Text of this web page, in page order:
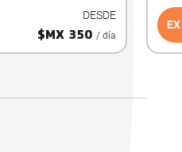
DESDE
$MX 350 / día